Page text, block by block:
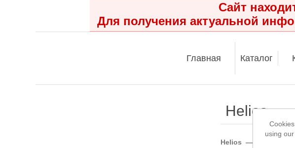
Сайт
Для получения актуальной
Главная Каталог
Helios
Helios — это
using